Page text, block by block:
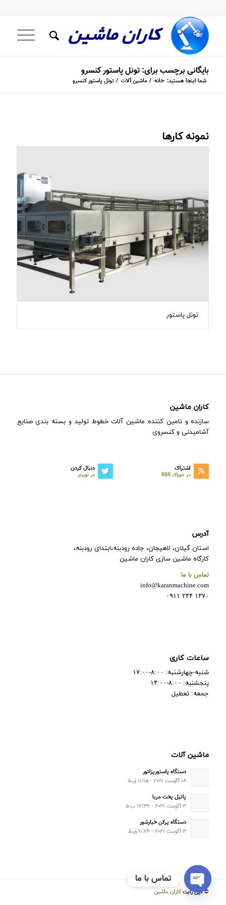
بایگانی برچسب برای: تونل پاستور کنسرو
شما اینجا هستید: خانه / ماشین آلات / تونل پاستور کنسرو
نمونه کارها
تونل پاستور
کاران ماشین
سازنده و تامین کننده ماشین آلات خطوط تولید و بسته بندی صنایع
آشامیدنی و کنسروی
دنبال کردن
در توییتر
اشتراک
در خوراک RSS
آدرس
استان گیلان، لاهیجان، جاده رودبنه،ابتدای رودبنه،
کارگاه ماشین سازی کاران ماشین
تماس با ما
info@karanmachine.com
۱۳۷۰ ۲۴۴ ۰۹۱۱
ساعات کاری
شنبه-چهارشنبه: ۸:۰۰-۱۷:۰۰
پنجشنبه: ۸:۰۰-۱۴:۰۰
جمعه: تعطیل
ماشین آلات
دستگاه پاستوریزاتور
۱۸ آگوست ۲۰۲۱ - ۱۱:۱۵ ق.ظ
پاتیل پخت مربا
۳ آگوست ۲۰۲۱ - ۱۲:۳۹ ب.ظ
دستگاه پرکن خیارشور
۳ آگوست ۲۰۲۱ - ۱۱:۲۴ ق.ظ
© کپی رایتکاران ماشین
تماس با ما
Open